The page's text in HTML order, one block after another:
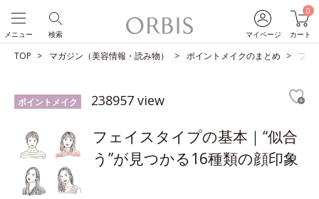
マイページ
0
カート
検索
メニュー
TOP マガジン（美容情報・読み物） ポイントメイクのまとめ フェ
ポイントメイク 238957 view
フェイスタイプの基本｜“似合
う”が見つかる16種類の顔印象